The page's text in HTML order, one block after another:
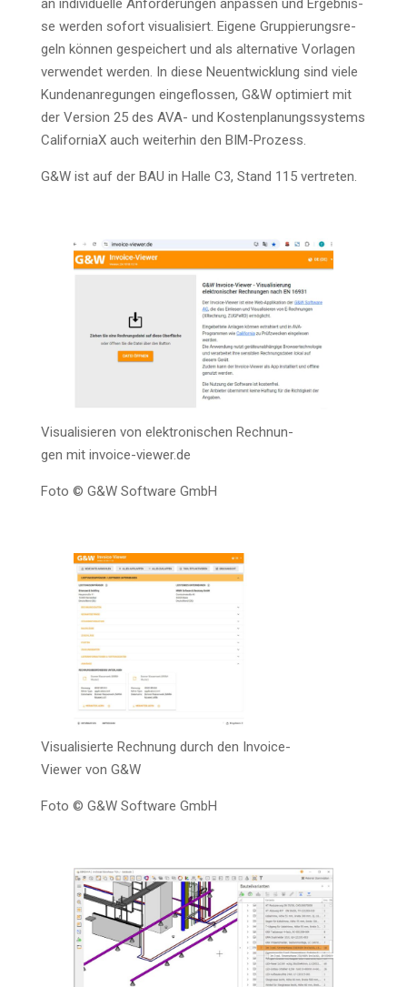
an indi­vi­du­el­le Anfor­de­run­gen anpas­sen und Ergeb­nis­
se wer­den sofort visua­li­siert. Eige­ne Grup­pie­rungs­re­
geln kön­nen gespei­chert und als alter­na­ti­ve Vor­la­gen
ver­wen­det wer­den. In die­se Neu­ent­wick­lung sind vie­le
Kun­den­an­re­gun­gen ein­ge­flos­sen, G&W opti­miert mit
der Ver­si­on 25 des AVA- und Kos­ten­pla­nungs­sys­tems
Cali­for­niaX auch wei­ter­hin den BIM-Prozess.
G&W ist auf der BAU in Hal­le C3, Stand 115 vertreten.
Visua­li­sie­ren von elek­tro­ni­schen Rech­nun­
gen mit invoice-viewer.de
Foto © G&W Soft­ware GmbH
Visua­li­sier­te Rech­nung durch den Invoice-
View­er von G&W
Foto © G&W Soft­ware GmbH